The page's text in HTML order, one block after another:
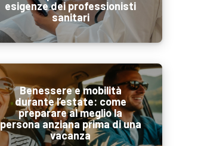
esigenze dei professionisti
sanitari
Benessere e mobilità
durante l’estate: come
preparare al meglio la
persona anziana prima di una
vacanza